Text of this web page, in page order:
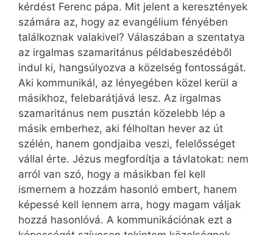
kérdést Ferenc pápa. Mit jelent a keresztények
számára az, hogy az evangélium fényében
találkoznak valakivel? Válaszában a szentatya
az irgalmas szamaritánus példabeszédéből
indul ki, hangsúlyozva a közelség fontosságát.
Aki kommunikál, az lényegében közel kerül a
másikhoz, felebarátjává lesz. Az irgalmas
szamaritánus nem pusztán közelebb lép a
másik emberhez, aki félholtan hever az út
szélén, hanem gondjaiba veszi, felelősséget
vállal érte. Jézus megfordítja a távlatokat: nem
arról van szó, hogy a másikban fel kell
ismernem a hozzám hasonló embert, hanem
képessé kell lennem arra, hogy magam váljak
hozzá hasonlóvá. A kommunikációnak ezt a